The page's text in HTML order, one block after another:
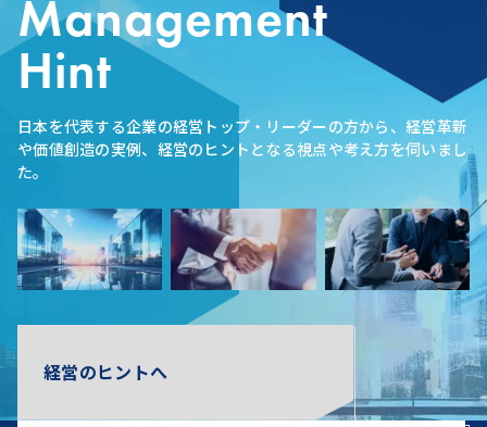
Management
Hint
日本を代表する企業の経営トップ・リーダーの方から、経営革新
や価値創造の実例、経営のヒントとなる視点や考え方を伺いまし
た。
経営のヒントへ